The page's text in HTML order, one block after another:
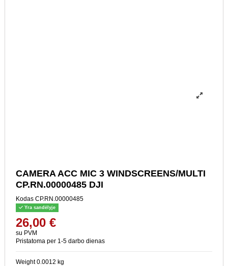
CAMERA ACC MIC 3
WINDSCREENS/MULTI
CP.RN.00000485 DJI
Kodas CP.RN.00000485
Yra sandėlyje
26,00 €
su PVM
Pristatoma per 1-5 darbo dienas